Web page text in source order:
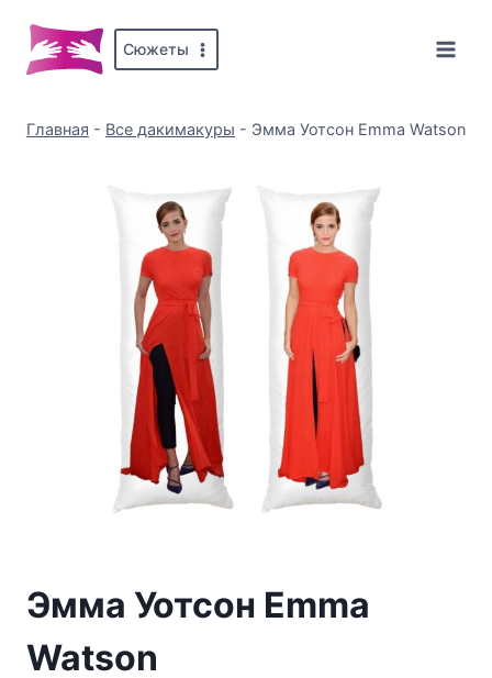
содержимому
Сюжеты
Главная - Все дакимакуры - Эмма Уотсон Emma Watson
Эмма Уотсон Emma
Watson